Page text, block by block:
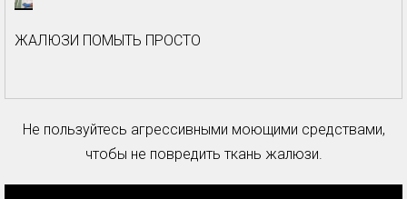
ЖАЛЮЗИ ПОМЫТЬ ПРОСТО
Не пользуйтесь агрессивными моющими средствами,
чтобы не повредить ткань жалюзи.